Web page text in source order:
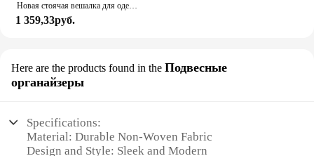
Новая стоячая вешалка для одежды, крючок, вешалка для домашней одежды, напольная стойка для хранения одежды в спальне, экономия места, вешалка для одежды, подставка
1 359,33руб.
Here are the products found in the Подвесные
органайзеры
Specifications:
Material: Durable Non-Woven Fabric
Design and Style: Sleek and Modern